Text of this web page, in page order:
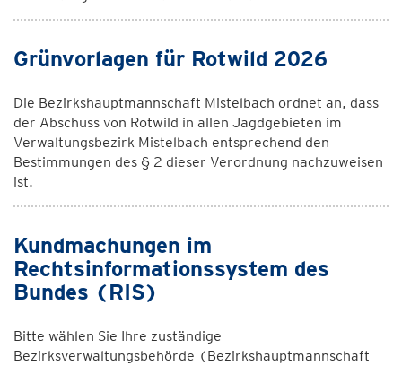
Grünvorlagen für Rotwild 2026
Die Bezirkshauptmannschaft Mistelbach ordnet an, dass
der Abschuss von Rotwild in allen Jagdgebieten im
Verwaltungsbezirk Mistelbach entsprechend den
Bestimmungen des § 2 dieser Verordnung nachzuweisen
ist.
Kundmachungen im
Rechtsinformationssystem des
Bundes (RIS)
Bitte wählen Sie Ihre zuständige
Bezirksverwaltungsbehörde (Bezirkshauptmannschaft